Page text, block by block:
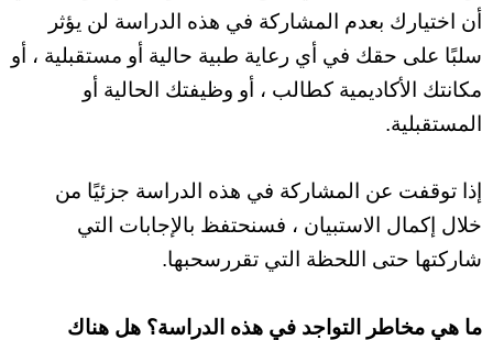
أن اختيارك بعدم المشاركة في هذه الدراسة لن يؤثر
سلبًا على حقك في أي رعاية طبية حالية أو مستقبلية ، أو
مكانتك الأكاديمية كطالب ، أو وظيفتك الحالية أو
المستقبلية.
إذا توقفت عن المشاركة في هذه الدراسة جزئيًا من
خلال إكمال الاستبيان ، فسنحتفظ بالإجابات التي
شاركتها حتى اللحظة التي تقررسحبها.
ما هي مخاطر التواجد في هذه الدراسة؟ هل هناك